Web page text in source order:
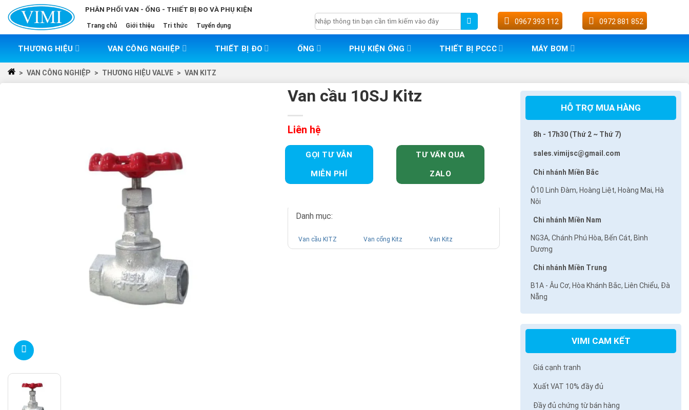
content
PHÂN PHỐI VAN - ỐNG - THIẾT BỊ ĐO VÀ PHỤ KIỆN
Trang chủ Giới thiệu Tri thức Tuyển dụng
Tìm
kiếm:
0967 393 112 0972 881 852
THƯƠNG HIỆU VAN CÔNG NGHIỆP THIẾT BỊ ĐO ỐNG PHỤ KIỆN ỐNG THIẾT BỊ PCCC MÁY BƠM
> VAN CÔNG NGHIỆP > THƯƠNG HIỆU VALVE > VAN KITZ
Van cầu 10SJ Kitz
Liên hệ
Danh mục:
Van cầu KITZ Van cổng Kitz Van Kitz
GỌI TƯ VẪN
MIỄN PHÍ
TƯ VẤN QUA
ZALO
HỖ TRỢ MUA HÀNG
8h - 17h30 (Thứ 2 ~ Thứ 7)
sales.vimijsc@gmail.com
Chi nhánh Miền Bắc
Ô10 Linh Đàm, Hoàng Liệt, Hoàng Mai, Hà
Nôi
Chi nhánh Miền Nam
NG3A, Chánh Phú Hòa, Bến Cát, Bình
Dương
Chi nhánh Miền Trung
B1A - Âu Cơ, Hòa Khánh Bắc, Liên Chiểu, Đà
Nẵng
VIMI CAM KẾT
Giá cạnh tranh
Xuất VAT 10% đầy đủ
Đầy đủ chứng từ bán hàng